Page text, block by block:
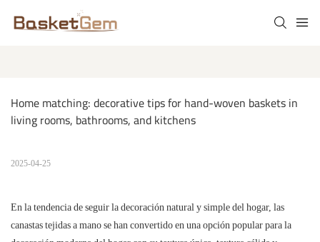
Home matching: decorative tips for hand-woven baskets in
living rooms, bathrooms, and kitchens
2025-04-25
En la tendencia de seguir la decoración natural y simple del hogar, las
canastas tejidas a mano se han convertido en una opción popular para la